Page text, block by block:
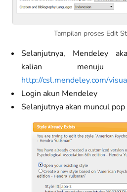
Tampilan proses Edit
Selanjutnya, Mendeley
kalian
http://csl.mendeley.com/
Login akun Mendeley
Selanjutnya akan muncul